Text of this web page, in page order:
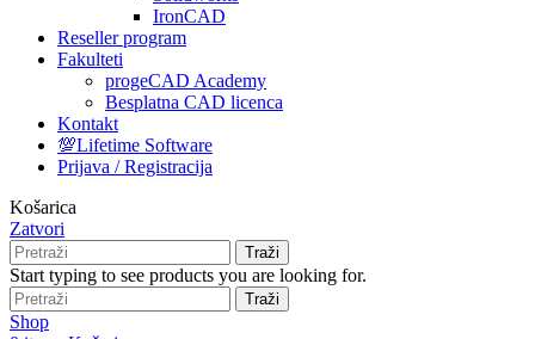
IronCAD
Reseller program
Fakulteti
progeCAD Academy
Besplatna CAD licenca
Kontakt
💯Lifetime Software
Prijava / Registracija
Košarica
Zatvori
Traži
Start typing to see products you are looking for.
Traži
Shop